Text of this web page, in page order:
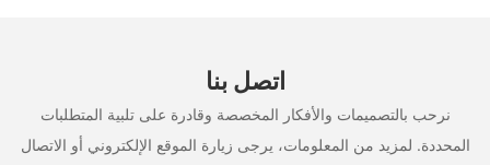
اتصل بنا
نرحب بالتصميمات والأفكار المخصصة وقادرة على تلبية المتطلبات
المحددة. لمزيد من المعلومات، يرجى زيارة الموقع الإلكتروني أو الاتصال